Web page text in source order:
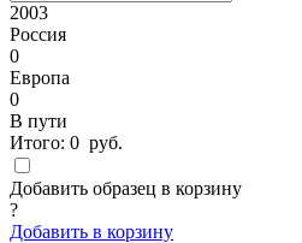
2003
Россия
0
Европа
0
В пути
Итого: 0 руб.
Добавить образец в корзину
?
Добавить в корзину